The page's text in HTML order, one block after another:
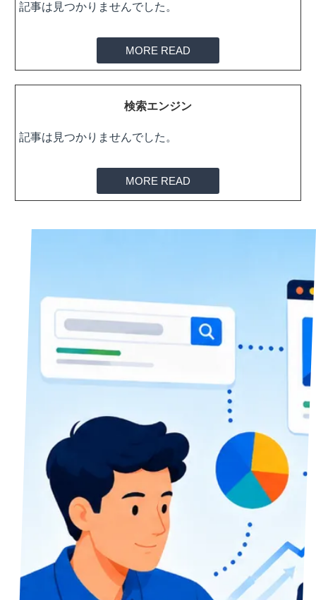
記事は見つかりませんでした。
MORE READ
検索エンジン
記事は見つかりませんでした。
MORE READ